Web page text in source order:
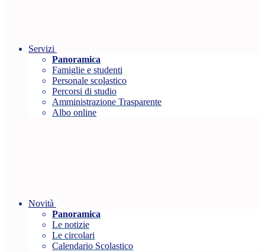
Servizi
Panoramica
Famiglie e studenti
Personale scolastico
Percorsi di studio
Amministrazione Trasparente
Albo online
Novità
Panoramica
Le notizie
Le circolari
Calendario Scolastico